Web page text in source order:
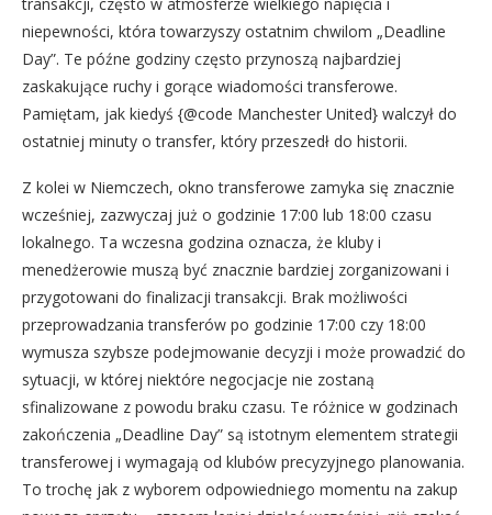
niepewności, która towarzyszy ostatnim chwilom „Deadline
Day”. Te późne godziny często przynoszą najbardziej
zaskakujące ruchy i gorące wiadomości transferowe.
Pamiętam, jak kiedyś {@code Manchester United} walczył do
ostatniej minuty o transfer, który przeszedł do historii.
Z kolei w Niemczech, okno transferowe zamyka się znacznie
wcześniej, zazwyczaj już o godzinie 17:00 lub 18:00 czasu
lokalnego. Ta wczesna godzina oznacza, że kluby i
menedżerowie muszą być znacznie bardziej zorganizowani i
przygotowani do finalizacji transakcji. Brak możliwości
przeprowadzania transferów po godzinie 17:00 czy 18:00
wymusza szybsze podejmowanie decyzji i może prowadzić do
sytuacji, w której niektóre negocjacje nie zostaną
sfinalizowane z powodu braku czasu. Te różnice w godzinach
zakończenia „Deadline Day” są istotnym elementem strategii
transferowej i wymagają od klubów precyzyjnego planowania.
To trochę jak z wyborem odpowiedniego momentu na zakup